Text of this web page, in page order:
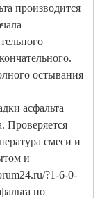
производится
остывания
асфальта
Проверяется
смеси и
и
?1-6-0-
по